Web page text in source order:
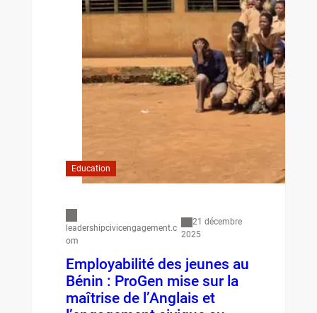
Education
leadershipcivicengagement.c
om
21 décembre
2025
Employabilité des jeunes au
Bénin : ProGen mise sur la
maîtrise de l’Anglais et